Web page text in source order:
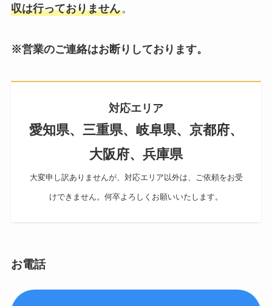
収は行っておりません。
※営業のご連絡はお断りしております。
対応エリア
愛知県、三重県、岐阜県、京都府、
大阪府、兵庫県
大変申し訳ありませんが、対応エリア以外は、ご依頼をお受
けできません。何卒よろしくお願いいたします。
お電話